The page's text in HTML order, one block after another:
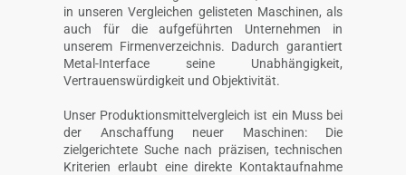
in unseren Vergleichen gelisteten Maschinen, als
auch für die aufgeführten Unternehmen in
unserem Firmenverzeichnis. Dadurch garantiert
Metal-Interface seine Unabhängigkeit,
Vertrauenswürdigkeit und Objektivität.
Unser Produktionsmittelvergleich ist ein Muss bei
der Anschaffung neuer Maschinen: Die
zielgerichtete Suche nach präzisen, technischen
Kriterien erlaubt eine direkte Kontaktaufnahme